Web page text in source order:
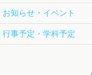
お知らせ・イベント
行事予定・学科予定